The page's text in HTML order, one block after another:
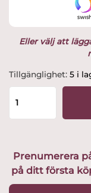
Eller välj att
Tillgänglighet: 5 i
Gustavsberg
-
Sixten
Assiett
Fat
Cirklar
Prenumerera
på ditt första